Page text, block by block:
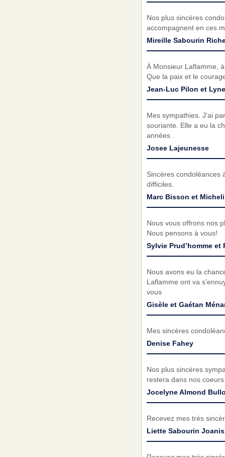
Nos plus sincères
accompagnent en ces
Mireille Sabourin
À Monsieur Laflamme,
Que la paix et le
Jean-Luc Pilon et
Mes sympathies. J’ai
souriante. Elle a eu la
années .
Josee Lajeunesse
Sincères condoléances
difficiles.
Marc Bisson et
Nous vous offrons nos
Nous pensons à vous!
Sylvie Prud’homme et
Nous avons eu la
Laflamme ont va
vous
Gisèle et Gaétan
Mes sincères
Denise Fahey
Nos plus sincères
restera dans nos
Jocelyne Almond
Recevez mes très
Liette Sabourin